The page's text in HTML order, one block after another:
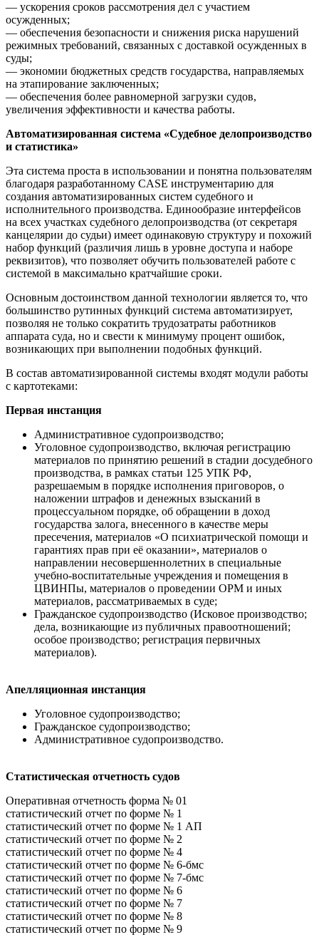
— ускорения сроков рассмотрения дел с участием
осужденных;
— обеспечения безопасности и снижения риска нарушений
режимных требований, связанных с доставкой осужденных в
суды;
— экономии бюджетных средств государства, направляемых
на этапирование заключенных;
— обеспечения более равномерной загрузки судов,
увеличения эффективности и качества работы.
Автоматизированная система «Судебное делопроизводство
и статистика»
Эта система проста в использовании и понятна пользователям
благодаря разработанному CASE инструментарию для
создания автоматизированных систем судебного и
исполнительного производства. Единообразие интерфейсов
на всех участках судебного делопроизводства (от секретаря
канцелярии до судьи) имеет одинаковую структуру и похожий
набор функций (различия лишь в уровне доступа и наборе
реквизитов), что позволяет обучить пользователей работе с
системой в максимально кратчайшие сроки.
Основным достоинством данной технологии является то, что
большинство рутинных функций система автоматизирует,
позволяя не только сократить трудозатраты работников
аппарата суда, но и свести к минимуму процент ошибок,
возникающих при выполнении подобных функций.
В состав автоматизированной системы входят модули работы
с картотеками:
Первая инстанция
Административное судопроизводство;
Уголовное судопроизводство, включая регистрацию
материалов по принятию решений в стадии досудебного
производства, в рамках статьи 125 УПК РФ,
разрешаемым в порядке исполнения приговоров, о
наложении штрафов и денежных взысканий в
процессуальном порядке, об обращении в доход
государства залога, внесенного в качестве меры
пресечения, материалов «О психиатрической помощи и
гарантиях прав при её оказании», материалов о
направлении несовершеннолетних в специальные
учебно-воспитательные учреждения и помещения в
ЦВИНПы, материалов о проведении ОРМ и иных
материалов, рассматриваемых в суде;
Гражданское судопроизводство (Исковое производство;
дела, возникающие из публичных правоотношений;
особое производство; регистрация первичных
материалов).
Апелляционная инстанция
Уголовное судопроизводство;
Гражданское судопроизводство;
Административное судопроизводство.
Статистическая отчетность судов
Оперативная отчетность форма № 01
статистический отчет по форме № 1
статистический отчет по форме № 1 АП
статистический отчет по форме № 2
статистический отчет по форме № 4
статистический отчет по форме № 6-бмс
статистический отчет по форме № 7-бмс
статистический отчет по форме № 6
статистический отчет по форме № 7
статистический отчет по форме № 8
статистический отчет по форме № 9